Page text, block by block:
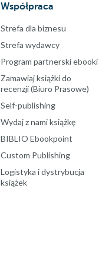
Współpraca
Strefa dla biznesu
Strefa wydawcy
Program partnerski ebooki
Zamawiaj książki do
recenzji (Biuro Prasowe)
Self-publishing
Wydaj z nami książkę
BIBLIO Ebookpoint
Custom Publishing
Logistyka i dystrybucja
książek